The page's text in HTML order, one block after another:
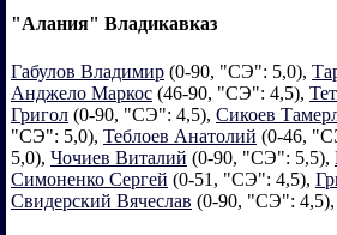
"Алания" Владикавказ
Габулов Владимир (0-90, "СЭ": 5,0),
Анджело Маркос (46-90, "СЭ": 4,5),
Григол (0-90, "СЭ": 4,5), Сикоев
"СЭ": 5,0), Теблоев Анатолий (0-46,
5,0), Чочиев Виталий (0-90, "СЭ": 5,5),
Симоненко Сергей (0-51, "СЭ": 4,5),
Свидерский Вячеслав (0-90, "СЭ": 4,5),